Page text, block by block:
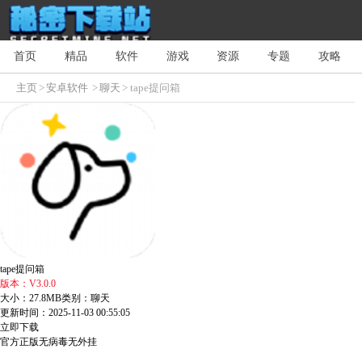
首页 精品 软件 游戏 资源 专题 攻略
主页>安卓软件 >聊天 > tape提问箱
tape提问箱
版本：V3.0.0
大小：27.8MB类别：聊天
更新时间：2025-11-03 00:55:05
立即下载
官方正版无病毒无外挂